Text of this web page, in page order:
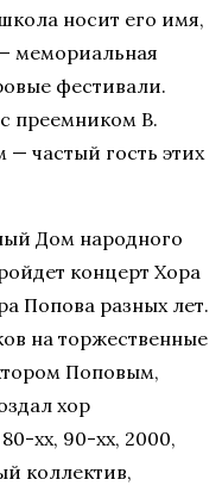
носит его имя,
мемориальная
фестивали.
преемником В.
частый гость этих
Дом народного
концерт Хора
Попова разных лет.
на торжественные
Поповым,
хор
хх, 90-хх, 2000,
коллектив,